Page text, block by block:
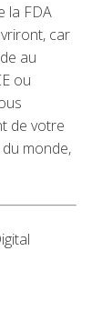
la FDA
car
au
ou
de votre
monde,